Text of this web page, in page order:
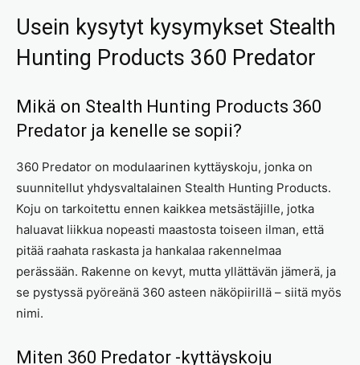
Usein kysytyt kysymykset Stealth
Hunting Products 360 Predator
Mikä on Stealth Hunting Products 360
Predator ja kenelle se sopii?
360 Predator on modulaarinen kyttäyskoju, jonka on
suunnitellut yhdysvaltalainen Stealth Hunting Products.
Koju on tarkoitettu ennen kaikkea metsästäjille, jotka
haluavat liikkua nopeasti maastosta toiseen ilman, että
pitää raahata raskasta ja hankalaa rakennelmaa
perässään. Rakenne on kevyt, mutta yllättävän jämerä, ja
se pystyssä pyöreänä 360 asteen näköpiirillä – siitä myös
nimi.
Miten 360 Predator -kyttäyskoju